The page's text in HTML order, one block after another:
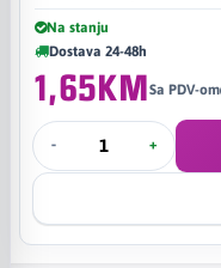
Na stanju
Dostava 24-48h
1,65KMSa PDV-om
- +